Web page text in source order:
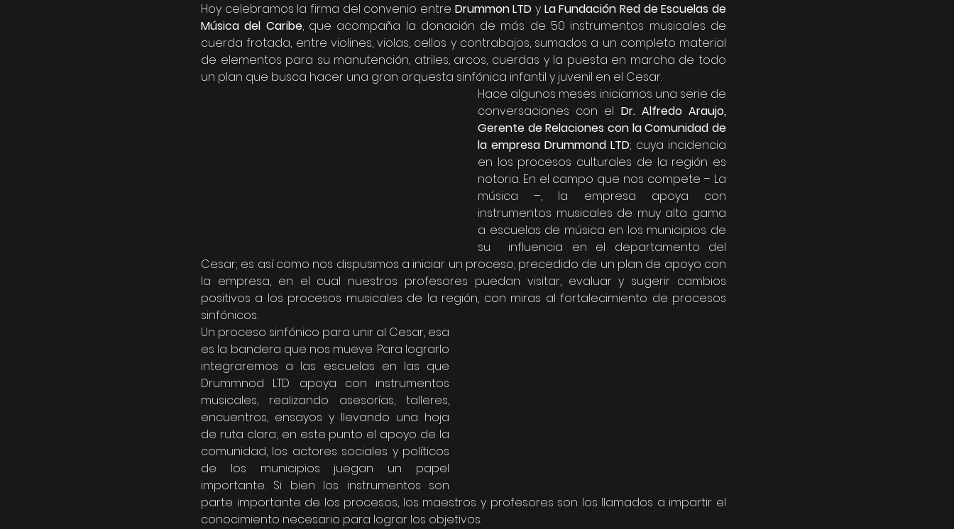
Hoy celebramos la firma del convenio entre Drummon LTD y La Fundación Red de Escuelas de
Música del Caribe, que acompaña la donación de más de 50 instrumentos musicales de
cuerda frotada, entre violines, violas, cellos y contrabajos, sumados a un completo material
de elementos para su manutención, atriles, arcos, cuerdas y la puesta en marcha de todo
un plan que busca hacer una gran orquesta sinfónica infantil y juvenil en el Cesar.
Hace algunos meses iniciamos una serie de
conversaciones con el Dr. Alfredo Araujo,
Gerente de Relaciones con la Comunidad de
la empresa Drummond LTD; cuya incidencia
en los procesos culturales de la región es
notoria. En el campo que nos compete – La
música –, la empresa apoya con
instrumentos musicales de muy alta gama
a escuelas de música en los municipios de
su  influencia en el departamento del
Cesar; es así como nos dispusimos a iniciar un proceso, precedido de un plan de apoyo con
la empresa, en el cual nuestros profesores puedan visitar, evaluar y sugerir cambios
positivos a los procesos musicales de la región, con miras al fortalecimiento de procesos
sinfónicos.
Un proceso sinfónico para unir al Cesar, esa
es la bandera que nos mueve. Para lograrlo
integraremos a las escuelas en las que
Drummnod LTD. apoya con instrumentos
musicales, realizando asesorías, talleres,
encuentros, ensayos y llevando una hoja
de ruta clara; en este punto el apoyo de la
comunidad, los actores sociales y políticos
de los municipios juegan un papel
importante. Si bien los instrumentos son
parte importante de los procesos, los maestros y profesores son los llamados a impartir el
conocimiento necesario para lograr los objetivos.